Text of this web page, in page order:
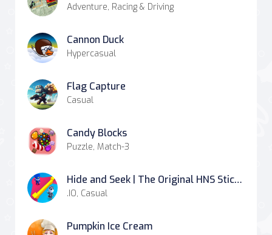
Adventure, Racing & Driving
Cannon Duck
Hypercasual
Flag Capture
Casual
Candy Blocks
Puzzle, Match-3
Hide and Seek | The Original HNS Stickman Game
.IO, Casual
Pumpkin Ice Cream